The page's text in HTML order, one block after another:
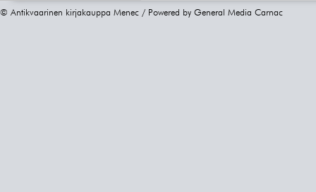
© Antikvaarinen kirjakauppa Menec / Powered by General Media Carnac